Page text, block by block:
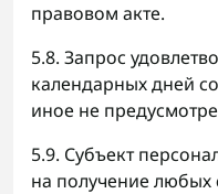
правовом акте.
5.8. Запрос
календарных дней
иное не
5.9. Субъект
на получение любых